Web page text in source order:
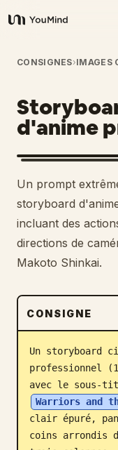
YouMind
Aperçu
Cas d'usage
Compétences
Invites
Tarifs
Blog
Mises à jour
CONSIGNES›IMAGES
d'anime
Un prompt
storyboard
incluant des
directions de
Makoto Shinkai.
CONSIGNE
Un storyboard
professionnel
avec le sous-
Warriors and
clair épuré,
coins arrondis